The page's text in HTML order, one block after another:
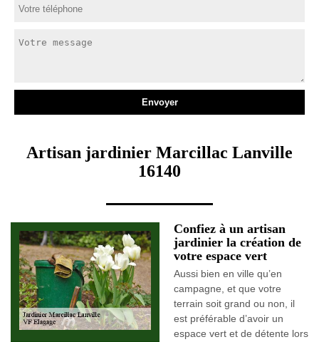
Artisan jardinier Marcillac Lanville
16140
Confiez à un artisan
jardinier la création de
votre espace vert
Aussi bien en ville qu’en
campagne, et que votre
terrain soit grand ou non, il
est préférable d’avoir un
espace vert et de détente lors